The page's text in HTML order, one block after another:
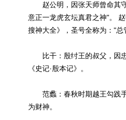
赵公明，因张天师曾命其守
意正一龙虎玄坛真君之神"。
搜神大全》，圣号全称为："总
比干：殷纣王的叔父，因忠
《史记·殷本记》。
范蠡：春秋时期越王勾践手
为财神。